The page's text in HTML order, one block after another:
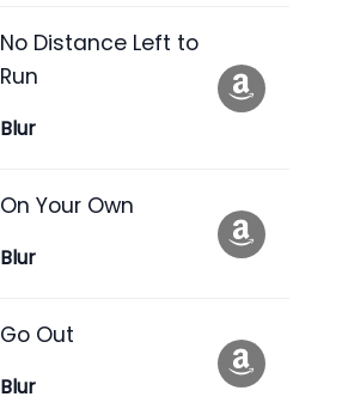
No Distance Left to
Run
Blur
On Your Own
Blur
Go Out
Blur